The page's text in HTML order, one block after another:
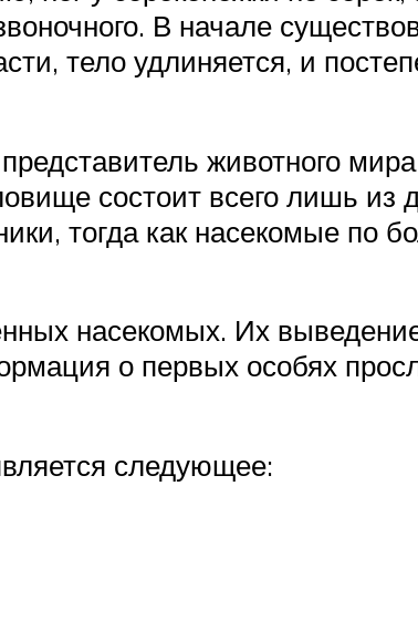
В начале
тело удлиняется, и
животного
состоит всего лишь из
тогда как насекомые по
насекомых. Их
о первых особях
следующее: